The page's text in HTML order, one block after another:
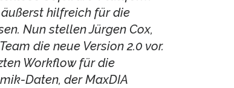
hilfreich für die
Nun stellen Jürgen Cox,
die neue Version 2.0 vor.
Workflow für die
Daten, der MaxDIA